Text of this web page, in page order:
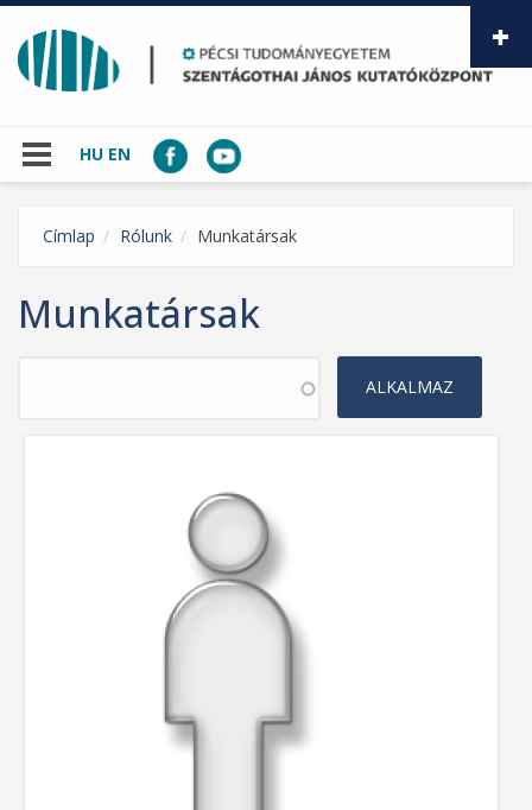
Ugrás a tartalomra
HU EN
Címlap Rólunk Munkatársak
Munkatársak